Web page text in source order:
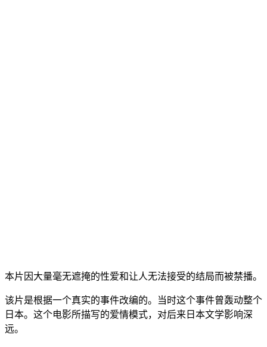
本片因大量毫无遮掩的性爱和让人无法接受的结局而被禁播。
该片是根据一个真实的事件改编的。当时这个事件曾轰动整个
日本。这个电影所描写的爱情模式，对后来日本文学影响深
远。